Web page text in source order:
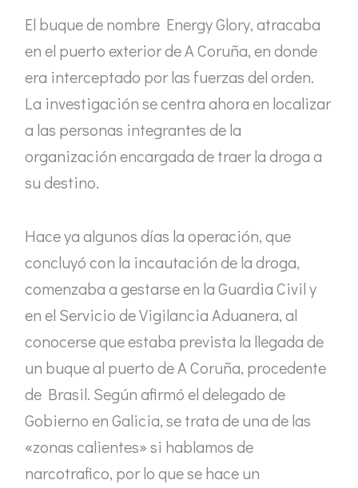
El buque de nombre Energy Glory, atracaba
en el puerto exterior de A Coruña, en donde
era interceptado por las fuerzas del orden.
La investigación se centra ahora en localizar
a las personas integrantes de la
organización encargada de traer la droga a
su destino.
Hace ya algunos días la operación, que
concluyó con la incautación de la droga,
comenzaba a gestarse en la Guardia Civil y
en el Servicio de Vigilancia Aduanera, al
conocerse que estaba prevista la llegada de
un buque al puerto de A Coruña, procedente
de Brasil. Según afirmó el delegado de
Gobierno en Galicia, se trata de una de las
«zonas calientes» si hablamos de
narcotrafico, por lo que se hace un